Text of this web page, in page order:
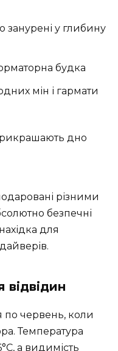
у глибину
будка
мін і гармати
дно
різними
безпечні
для
по червень, коли
Температура
а видимість